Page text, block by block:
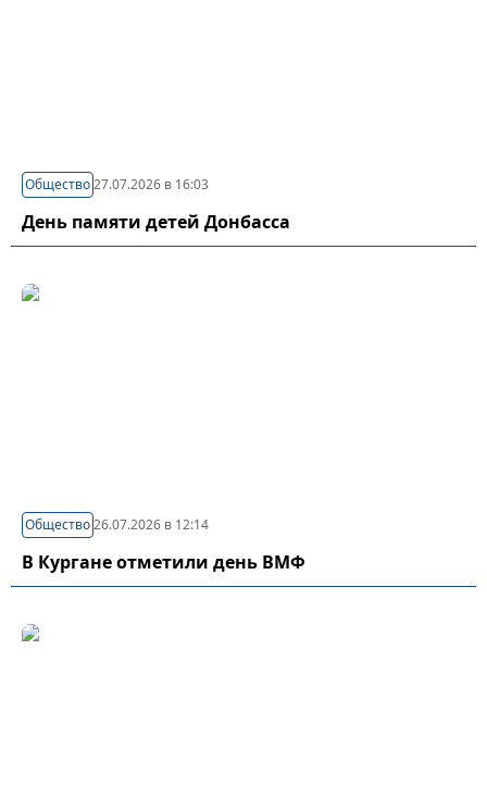
Общество27.07.2026 в 16:03
День памяти детей Донбасса
Общество26.07.2026 в 12:14
В Кургане отметили день ВМФ